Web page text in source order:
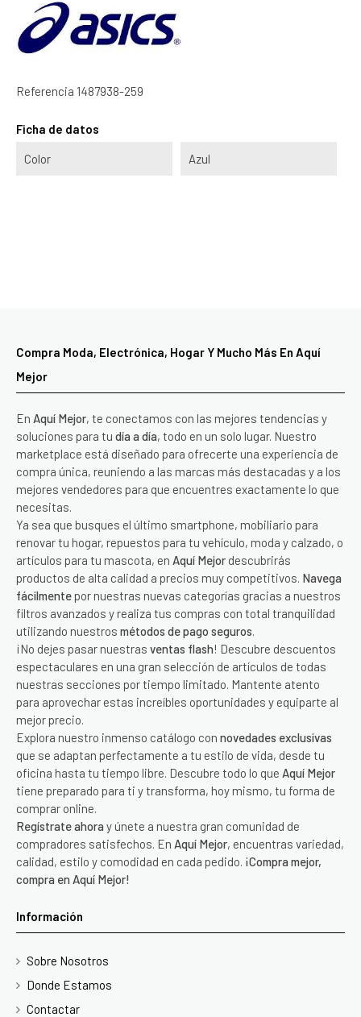
Referencia 1487938-259
Ficha de datos
Color Azul
Compra Moda, Electrónica, Hogar Y Mucho Más En Aquí
Mejor
En Aquí Mejor, te conectamos con las mejores tendencias y
soluciones para tu día a día, todo en un solo lugar. Nuestro
marketplace está diseñado para ofrecerte una experiencia de
compra única, reuniendo a las marcas más destacadas y a los
mejores vendedores para que encuentres exactamente lo que
necesitas.
Ya sea que busques el último smartphone, mobiliario para
renovar tu hogar, repuestos para tu vehículo, moda y calzado, o
artículos para tu mascota, en Aquí Mejor descubrirás
productos de alta calidad a precios muy competitivos. Navega
fácilmente por nuestras nuevas categorías gracias a nuestros
filtros avanzados y realiza tus compras con total tranquilidad
utilizando nuestros métodos de pago seguros.
¡No dejes pasar nuestras ventas flash! Descubre descuentos
espectaculares en una gran selección de artículos de todas
nuestras secciones por tiempo limitado. Mantente atento
para aprovechar estas increíbles oportunidades y equiparte al
mejor precio.
Explora nuestro inmenso catálogo con novedades exclusivas
que se adaptan perfectamente a tu estilo de vida, desde tu
oficina hasta tu tiempo libre. Descubre todo lo que Aquí Mejor
tiene preparado para ti y transforma, hoy mismo, tu forma de
comprar online.
Regístrate ahora y únete a nuestra gran comunidad de
compradores satisfechos. En Aquí Mejor, encuentras variedad,
calidad, estilo y comodidad en cada pedido. ¡Compra mejor,
compra en Aquí Mejor!
Información
Sobre Nosotros
Donde Estamos
Contactar